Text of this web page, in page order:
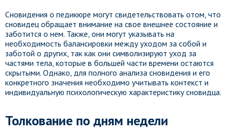
Сновидения о педикюре могут свидетельствовать отом, что
сновидец обращает внимание на свое внешнее состояние и
заботится о нем. Также, они могут указывать на
необходимость балансировки между уходом за собой и
заботой о других, так как они символизируют уход за
частями тела, которые в большей части времени остаются
скрытыми. Однако, для полного анализа сновидения и его
конкретного значения необходимо учитывать контекст и
индивидуальную психологическую характеристику сновидца.
Толкование по дням недели